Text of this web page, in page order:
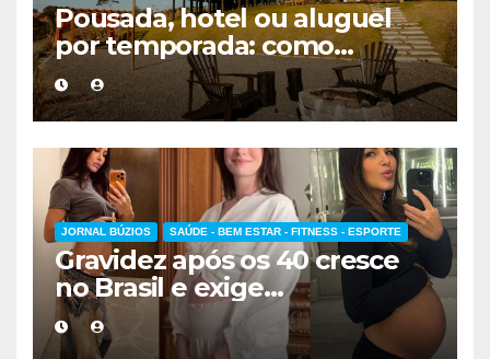
Pousada, hotel ou aluguel
por temporada: como
escolher a melhor
hospedagem
JORNAL BÚZIOS SAÚDE - BEM ESTAR - FITNESS - ESPORTE
Gravidez após os 40 cresce
no Brasil e exige
acompanhamento médico
mais cuidadoso